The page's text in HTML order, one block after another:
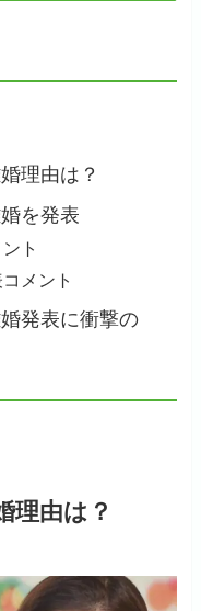
理由は？
を発表
ト
メント
発表に衝撃の
理由は？